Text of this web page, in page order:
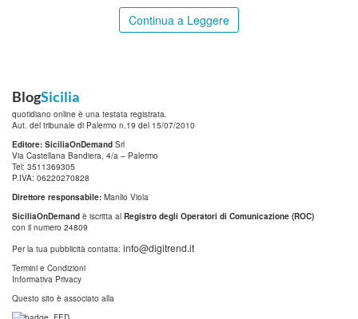
Continua a Leggere
BlogSicilia
quotidiano online è una testata registrata.
Aut. del tribunale di Palermo n.19 del 15/07/2010
Editore: SiciliaOnDemand Srl
Via Castellana Bandiera, 4/a – Palermo
Tel: 3511369305
P.IVA: 06220270828
Direttore responsabile: Manlio Viola
SiciliaOnDemand è iscritta al Registro degli Operatori di Comunicazione (ROC)
con il numero 24809
Per la tua pubblicità contatta: info@digitrend.it
Termini e Condizioni
Informativa Privacy
Questo sito è associato alla